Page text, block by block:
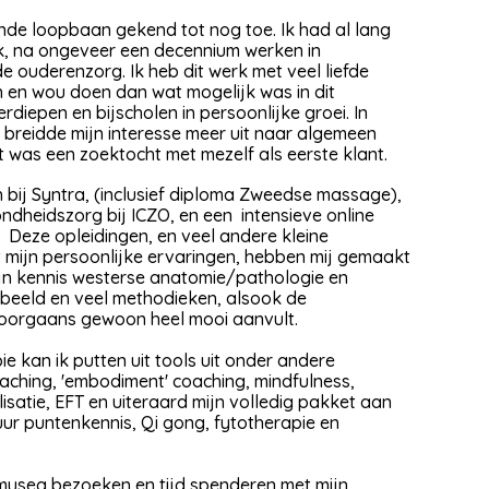
loopbaan gekend tot nog toe. Ik had al lang
na ongeveer een decennium werken in
ouderenzorg. Ik heb dit werk met veel liefde
wou doen dan wat mogelijk was in dit
en bijscholen in persoonlijke groei. In
mijn interesse meer uit naar algemeen
een zoektocht met mezelf als eerste klant.
Syntra, (inclusief diploma Zweedse massage),
bij ICZO, en een intensieve online
opleidingen, en veel andere kleine
persoonlijke ervaringen, hebben mij gemaakt
kennis westerse anatomie/pathologie en
en veel methodieken, alsook de
gewoon heel mooi aanvult.
kan ik putten uit tools uit onder andere
'embodiment' coaching, mindfulness,
EFT en uiteraard mijn volledig pakket aan
puntenkennis, Qi gong, fytotherapie en
bezoeken en tijd spenderen met mijn